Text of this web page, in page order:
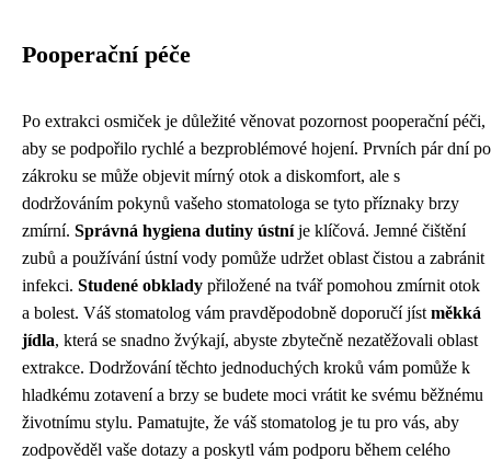
Pooperační péče
Po extrakci osmiček je důležité věnovat pozornost pooperační péči,
aby se podpořilo rychlé a bezproblémové hojení. Prvních pár dní po
zákroku se může objevit mírný otok a diskomfort, ale s
dodržováním pokynů vašeho stomatologa se tyto příznaky brzy
zmírní. Správná hygiena dutiny ústníje klíčová. Jemné čištění
zubů a používání ústní vody pomůže udržet oblast čistou a zabránit
infekci. Studené obklady přiložené na tvář pomohou zmírnit otok
a bolest. Váš stomatolog vám pravděpodobně doporučí jíst měkká
jídla, která se snadno žvýkají, abyste zbytečně nezatěžovali oblast
extrakce. Dodržování těchto jednoduchých kroků vám pomůže k
hladkému zotavení a brzy se budete moci vrátit ke svému běžnému
životnímu stylu. Pamatujte, že váš stomatolog je tu pro vás, aby
zodpověděl vaše dotazy a poskytl vám podporu během celého